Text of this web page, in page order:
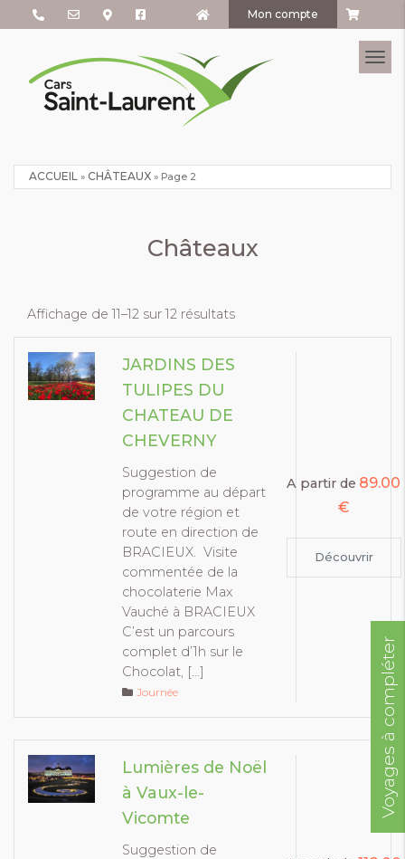
Mon compte
ACCUEIL » CHÂTEAUX » Page 2
Châteaux
Affichage de 11–12 sur 12 résultats
JARDINS DES
TULIPES DU
CHATEAU DE
CHEVERNY
Suggestion de
programme au départ
de votre région et
route en direction de
BRACIEUX. Visite
commentée de la
chocolaterie Max
Vauché à BRACIEUX
C’est un parcours
complet d’1h sur le
Chocolat, […]
Journée
A partir de 89.00
€
Découvrir
Lumières de Noël
à Vaux-le-
Vicomte
Suggestion de
Voyages à compléter